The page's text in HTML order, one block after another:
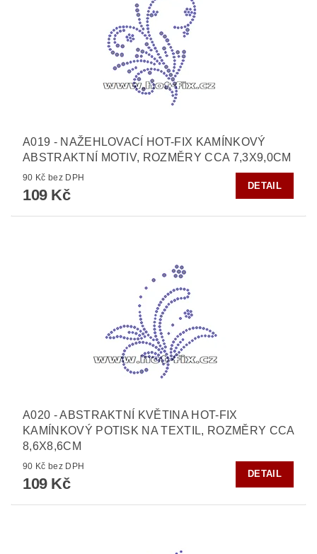
A019 - NAŽEHLOVACÍ HOT-FIX KAMÍNKOVÝ
ABSTRAKTNÍ MOTIV, ROZMĚRY CCA 7,3X9,0CM
90 Kč bez DPH
109 Kč
DETAIL
A020 - ABSTRAKTNÍ KVĚTINA HOT-FIX
KAMÍNKOVÝ POTISK NA TEXTIL, ROZMĚRY CCA
8,6X8,6CM
90 Kč bez DPH
109 Kč
DETAIL